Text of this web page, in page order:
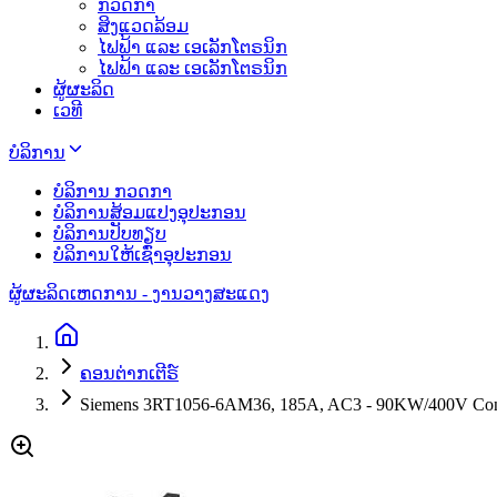
ກວດກາ
ສິງແວດລ້ອມ
ໄຟຟ້າ ແລະ ເອເລັກໂຕຣນິກ
ໄຟຟ້າ ແລະ ເອເລັກໂຕຣນິກ
ຜູ້ຜະລິດ
ເວທີ
ບໍລິການ
ບໍລິການ ກວດກາ
ບໍລິການສ້ອມແປງອຸປະກອນ
ບໍລິການປັບທຽບ
ບໍລິການໃຫ້ເຊົ່າອຸປະກອນ
ຜູ້ຜະລິດເຫດການ - ງານວາງສະແດງ
ຄອນຕ່າກເຕີຣ໌
Siemens 3RT1056-6AM36, 185A, AC3 - 90KW/400V